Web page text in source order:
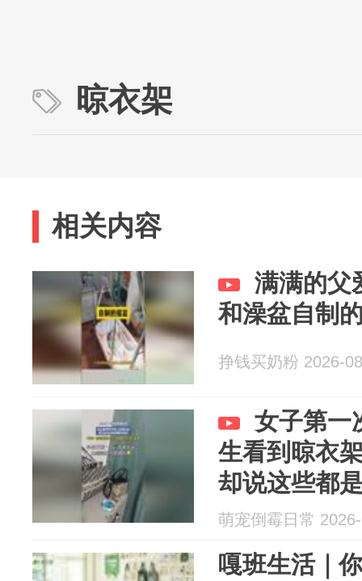
晾衣架
相关内容
满满的父
和澡盆自制
挣钱买奶粉 2026-
女子第一
生看到晾衣
却说这些都
萌宠倒霉日常
嘎班生活｜